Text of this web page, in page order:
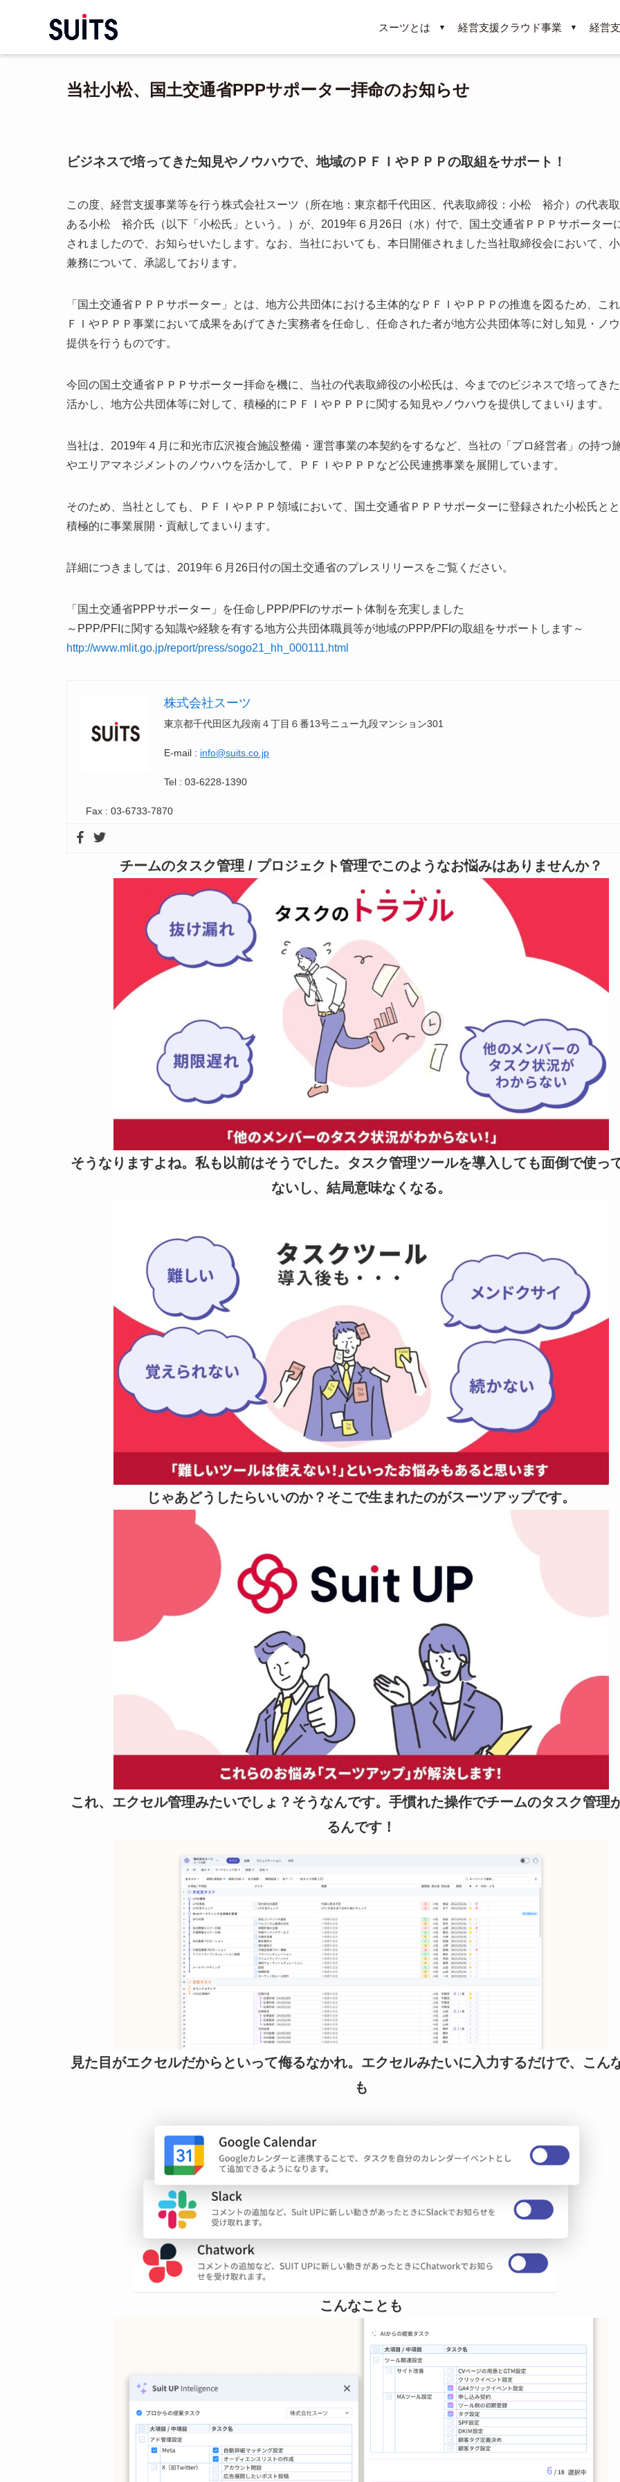
スーツとは 経営支援クラウド事業 経営
当社小松、国土交通省PPPサポーター拝命のお知らせ
ビジネスで培ってきた知見やノウハウで、地域のＰＦＩやＰＰＰの取組をサポート！
この度、経営支援事業等を行う株式会社スーツ（所在地：東京都千代田区、代表取締役：小松 裕介）の代表
ある小松 裕介氏（以下「小松氏」という。）が、2019年６月26日（水）付で、国土交通省ＰＰＰサポーター
されましたので、お知らせいたします。なお、当社においても、本日開催されました当社取締役会において、
兼務について、承認しております。
「国土交通省ＰＰＰサポーター」とは、地方公共団体における主体的なＰＦＩやＰＰＰの推進を図るため、こ
ＦＩやＰＰＰ事業において成果をあげてきた実務者を任命し、任命された者が地方公共団体等に対し知見・ノ
提供を行うものです。
今回の国土交通省ＰＰＰサポーター拝命を機に、当社の代表取締役の小松氏は、今までのビジネスで培ってき
活かし、地方公共団体等に対して、積極的にＰＦＩやＰＰＰに関する知見やノウハウを提供してまいります。
当社は、2019年４月に和光市広沢複合施設整備・運営事業の本契約をするなど、当社の「プロ経営者」の持つ
やエリアマネジメントのノウハウを活かして、ＰＦＩやＰＰＰなど公民連携事業を展開しています。
そのため、当社としても、ＰＦＩやＰＰＰ領域において、国土交通省ＰＰＰサポーターに登録された小松氏と
積極的に事業展開・貢献してまいります。
詳細につきましては、2019年６月26日付の国土交通省のプレスリリースをご覧ください。
「国土交通省PPPサポーター」を任命しPPP/PFIのサポート体制を充実しました
～PPP/PFIに関する知識や経験を有する地方公共団体職員等が地域のPPP/PFIの取組をサポートします～
http://www.mlit.go.jp/report/press/sogo21_hh_000111.html
株式会社スーツ
東京都千代田区九段南４丁目６番13号ニュー九段マンション301
E-mail : info@suits.co.jp
Tel : 03-6228-1390
Fax : 03-6733-7870
チームのタスク管理 / プロジェクト管理でこのようなお悩みはありませんか？
そうなりますよね。私も以前はそうでした。タスク管理ツールを導入しても面倒で使っ
ないし、結局意味なくなる。
じゃあどうしたらいいのか？そこで生まれたのがスーツアップです。
これ、エクセル管理みたいでしょ？そうなんです。手慣れた操作でチームのタスク管理
るんです！
見た目がエクセルだからといって侮るなかれ。エクセルみたいに入力するだけで、こん
も
こんなことも